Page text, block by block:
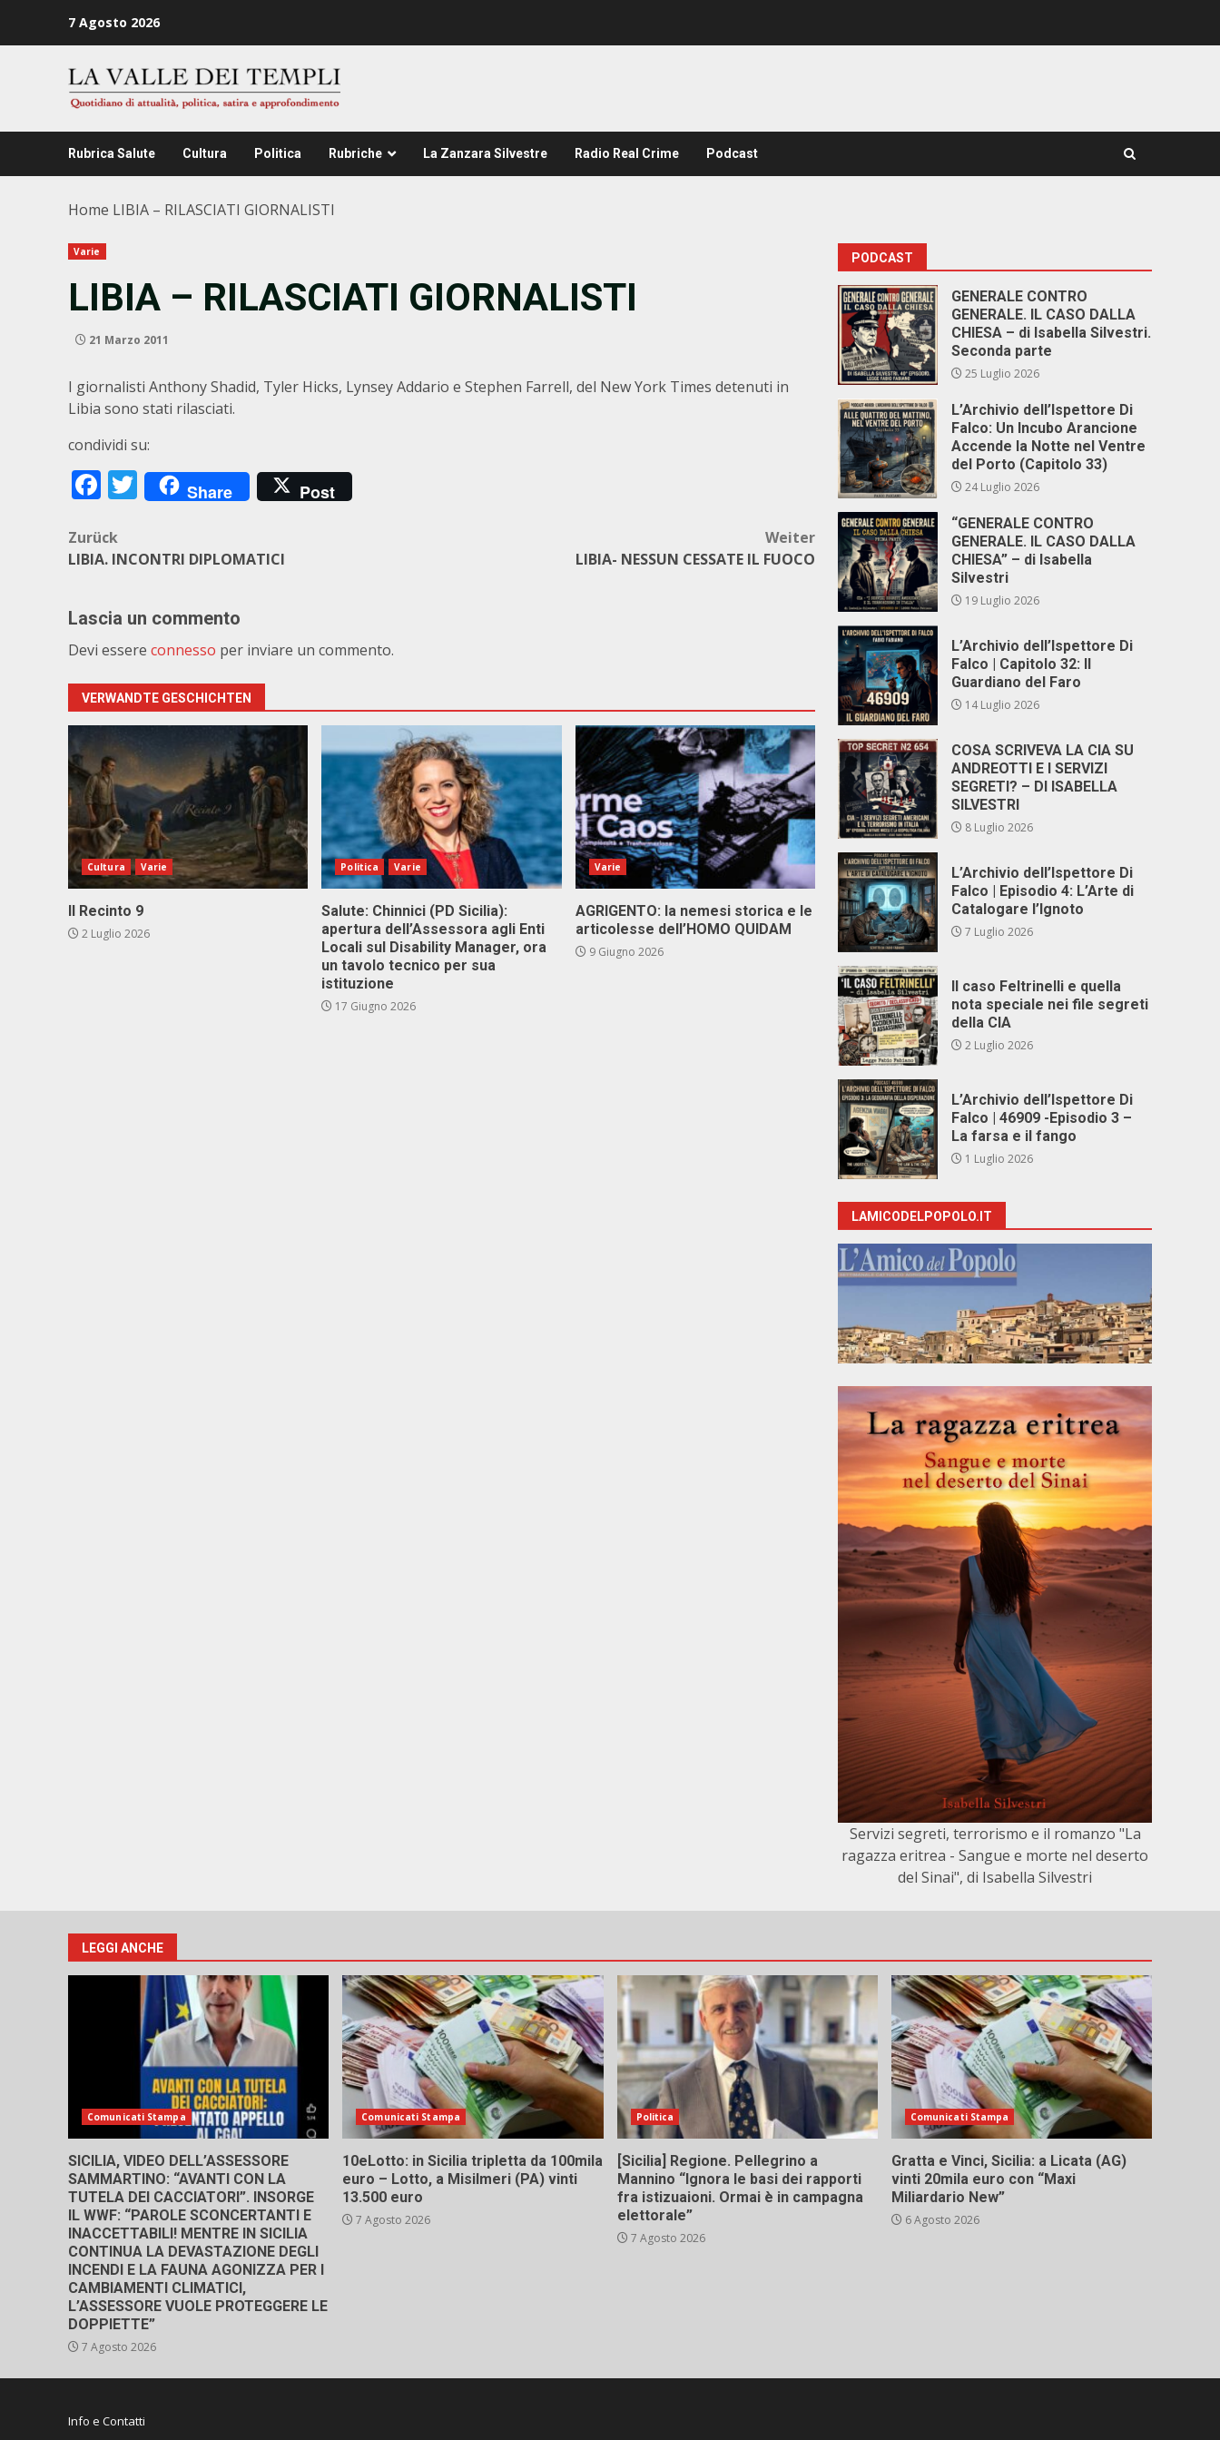
7 Agosto 2026
Rubrica Salute Cultura Politica Rubriche La Zanzara Silvestre Radio Real Crime Podcast
Home LIBIA – RILASCIATI GIORNALISTI
Varie
LIBIA – RILASCIATI GIORNALISTI
21 Marzo 2011
I giornalisti Anthony Shadid, Tyler Hicks, Lynsey Addario e Stephen Farrell, del New York Times detenuti in
Libia sono stati rilasciati.
condividi su:
Facebook
Twitter
Share Post
Beitragsnavigation
Zurück
LIBIA. INCONTRI DIPLOMATICI
Weiter
LIBIA- NESSUN CESSATE IL FUOCO
Lascia un commento
Devi essere connesso per inviare un commento.
VERWANDTE GESCHICHTEN
Cultura Varie
Il Recinto 9
2 Luglio 2026
Politica Varie
Salute: Chinnici (PD Sicilia):
apertura dell’Assessora agli Enti
Locali sul Disability Manager, ora
un tavolo tecnico per sua
istituzione
17 Giugno 2026
Varie
AGRIGENTO: la nemesi storica e le
articolesse dell’HOMO QUIDAM
9 Giugno 2026
PODCAST
GENERALE CONTRO
GENERALE. IL CASO DALLA
CHIESA – di Isabella Silvestri.
Seconda parte
25 Luglio 2026
L’Archivio dell’Ispettore Di
Falco: Un Incubo Arancione
Accende la Notte nel Ventre
del Porto (Capitolo 33)
24 Luglio 2026
“GENERALE CONTRO
GENERALE. IL CASO DALLA
CHIESA” – di Isabella
Silvestri
19 Luglio 2026
L’Archivio dell’Ispettore Di
Falco | Capitolo 32: Il
Guardiano del Faro
14 Luglio 2026
COSA SCRIVEVA LA CIA SU
ANDREOTTI E I SERVIZI
SEGRETI? – DI ISABELLA
SILVESTRI
8 Luglio 2026
L’Archivio dell’Ispettore Di
Falco | Episodio 4: L’Arte di
Catalogare l’Ignoto
7 Luglio 2026
Il caso Feltrinelli e quella
nota speciale nei file segreti
della CIA
2 Luglio 2026
L’Archivio dell’Ispettore Di
Falco | 46909 -Episodio 3 –
La farsa e il fango
1 Luglio 2026
LAMICODELPOPOLO.IT
Servizi segreti, terrorismo e il romanzo "La
ragazza eritrea - Sangue e morte nel deserto
del Sinai", di Isabella Silvestri
LEGGI ANCHE
Comunicati Stampa
SICILIA, VIDEO DELL’ASSESSORE
SAMMARTINO: “AVANTI CON LA
TUTELA DEI CACCIATORI”. INSORGE
IL WWF: “PAROLE SCONCERTANTI E
INACCETTABILI! MENTRE IN SICILIA
CONTINUA LA DEVASTAZIONE DEGLI
INCENDI E LA FAUNA AGONIZZA PER I
CAMBIAMENTI CLIMATICI,
L’ASSESSORE VUOLE PROTEGGERE LE
DOPPIETTE”
7 Agosto 2026
Comunicati Stampa
10eLotto: in Sicilia tripletta da 100mila
euro – Lotto, a Misilmeri (PA) vinti
13.500 euro
7 Agosto 2026
Politica
[Sicilia] Regione. Pellegrino a
Mannino “Ignora le basi dei rapporti
fra istizuaioni. Ormai è in campagna
elettorale”
7 Agosto 2026
Comunicati Stampa
Gratta e Vinci, Sicilia: a Licata (AG)
vinti 20mila euro con “Maxi
Miliardario New”
6 Agosto 2026
Info e Contatti